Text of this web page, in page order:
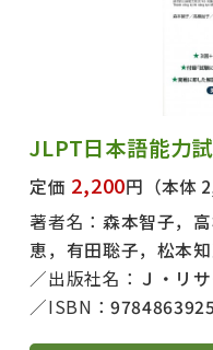
JLPT日本語能力
定価 2,200円 （本体
著者名： 森本智子，
恵，有田聡子，松本
出版社名： Ｊ・リ
ISBN：